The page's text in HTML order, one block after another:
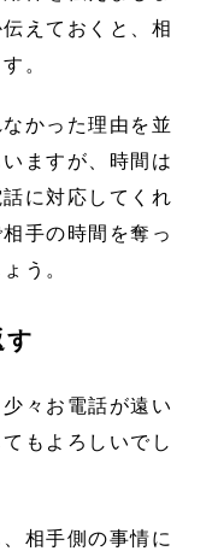
えておくと、相
。
かった理由を並
ますが、時間は
に対応してくれ
手の時間を奪っ
う。
す
々お電話が遠い
もよろしいでし
相手側の事情に